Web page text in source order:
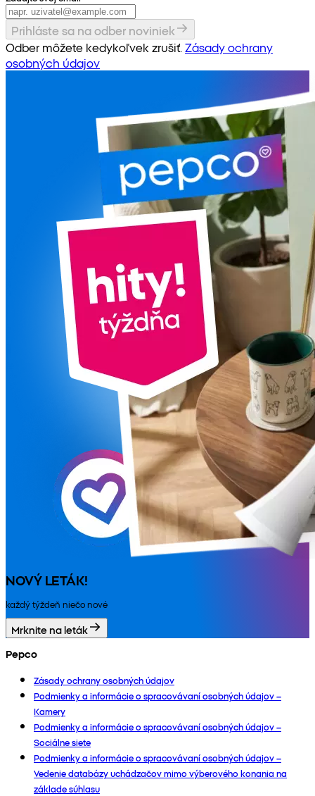
Prihláste sa na odber noviniek
Odber môžete kedykoľvek zrušiť. Zásady ochrany
osobných údajov
NOVÝ LETÁK!
každý týždeň niečo nové
Mrknite na leták
Pepco
Zásady ochrany osobných údajov
Podmienky a informácie o spracovávaní osobných údajov –
Kamery
Podmienky a informácie o spracovávaní osobných údajov –
Sociálne siete
Podmienky a informácie o spracovávaní osobných údajov –
Vedenie databázy uchádzačov mimo výberového konania na
základe súhlasu